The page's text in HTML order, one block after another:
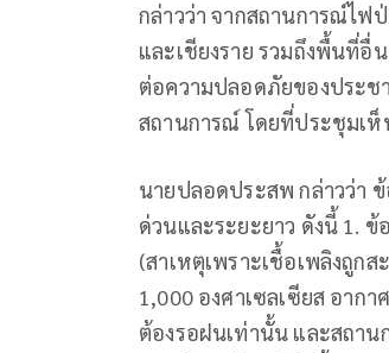
กล่าวว่า จากสถานการณ์ไ
และเชียงราย รวมถึงพื้นที่อื่
ต่อความปลอดภัยของประช
สถานการณ์ โดยที่ประชุมเ
นายปลอดประสพ กล่าวว่า
ด่วนและระยะยาว ดังนี้ 1.
(สาเหตุเพราะเชื้อเพลิงถูก
1,000 องศาเซลเซียส อาก
ต้องรอฝนเท่านั้น และสถาน